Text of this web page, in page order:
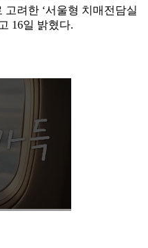
려한 ‘서울형 치매전담실
16일 밝혔다.